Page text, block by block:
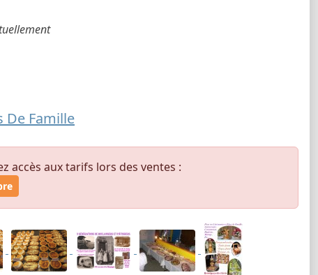
De Famille
accès aux tarifs lors des ventes :